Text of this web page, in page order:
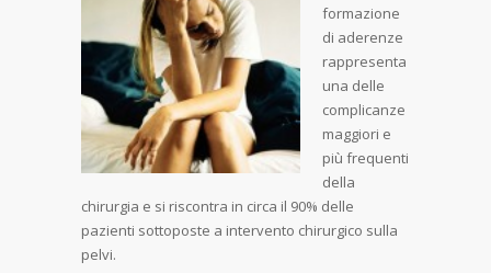
formazione
di aderenze
rappresenta
una delle
complicanze
maggiori e
più frequenti
della
chirurgia e si riscontra in circa il 90% delle
pazienti sottoposte a intervento chirurgico sulla
pelvi.